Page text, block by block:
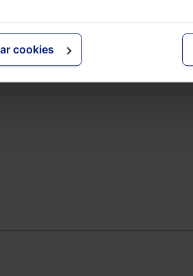
cookies
Espacioasesoria.com
Espaciopymes.com
Blog de Actualidad